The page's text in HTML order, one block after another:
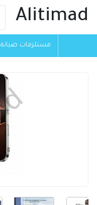
Alitimad
مستلزمات صيانة